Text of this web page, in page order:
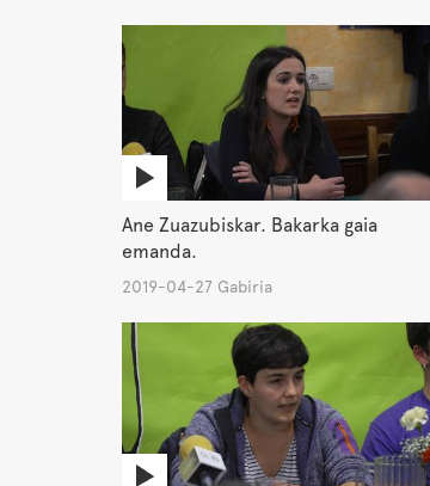
Ane Zuazubiskar. Bakarka gaia
emanda.
2019-04-27 Gabiria